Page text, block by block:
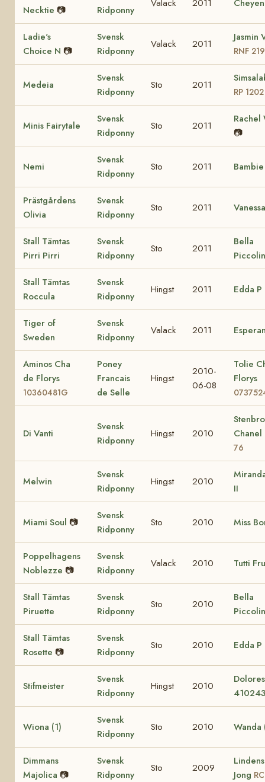
Necktie 📷
Ridponny
Valack 2011
Ladie's
Choice N 📷
Svensk
Ridponny
Valack 2011
Jasmin
RNF
Medeia
Svensk
Ridponny
Sto 2011
RP
Minis Fairytale
Svensk
Ridponny
Sto 2011
Rachel
📷
Nemi
Svensk
Ridponny
Sto 2011
Prästgårdens
Olivia
Svensk
Ridponny
Sto 2011 Vanessa
Stall Tämtas
Pirri Pirri
Svensk
Ridponny
Sto 2011
Bella
Stall Tämtas
Roccula
Svensk
Ridponny
Hingst 2011 Edda P
Tiger of
Sweden
Svensk
Ridponny
Valack 2011
Aminos Cha
de Florys
10360481G
Poney
Francais
de Selle
Hingst
2010-
06-08
Tolie
Florys
Di Vanti
Svensk
Ridponny
Hingst 2010
Chanel
76
Melwin
Svensk
Ridponny
Hingst 2010
II
Miami Soul 📷
Svensk
Ridponny
Sto 2010 Miss
Poppelhagens
Noblezze 📷
Svensk
Ridponny
Valack 2010 Tutti
Stall Tämtas
Piruette
Svensk
Ridponny
Sto 2010
Bella
Stall Tämtas
Rosette 📷
Svensk
Ridponny
Sto 2010 Edda P
Stifmeister
Svensk
Ridponny
Hingst 2010
Wiona (1)
Svensk
Ridponny
Sto 2010 Wanda
Dimmans
Majolica 📷
Svensk
Ridponny
Sto 2009
Jong